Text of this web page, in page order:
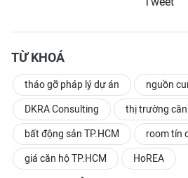
TỪ KHOÁ
tháo gỡ pháp lý dự án nguồn
DKRA Consulting thị trường
bất động sản TP.HCM room tín
giá căn hộ TP.HCM HoREA